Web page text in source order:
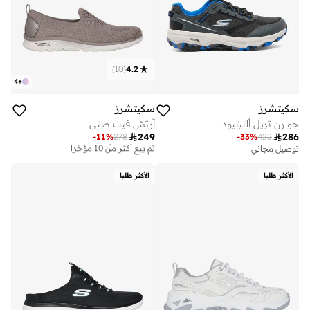
سكيتشرز
جو رن تريل ألتيتيود
286
422
-33%
توصيل مجاني
+
4
4.2
(
10
)
سكيتشرز
آرتش فيت صني
249
278
-11%
توصيل مجاني
تم بيع أكثر من 10 مؤخرا
تم بيع أكثر من 10 مؤخرا
الأكثر طلبا الأكثر طلبا